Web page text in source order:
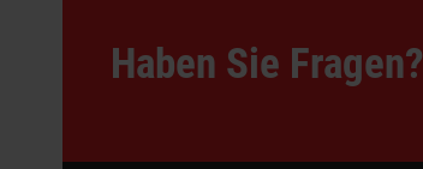
Haben Sie Fragen?